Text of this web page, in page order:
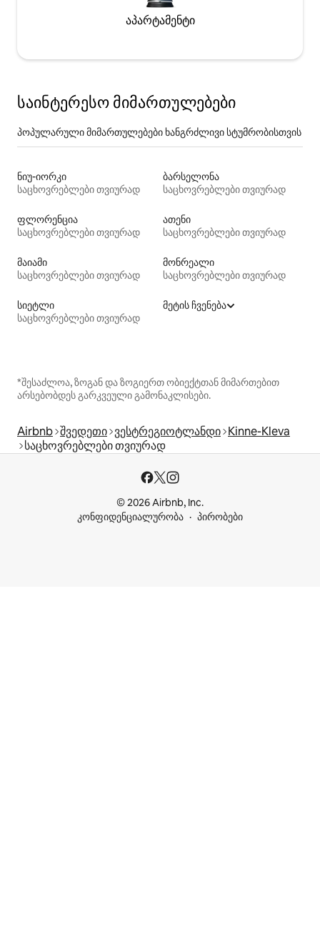
აპარტამენტი
საინტერესო მიმართულებები
პოპულარული მიმართულებები ხანგრძლივი სტუმრობისთვის
ნიუ-იორკი
საცხოვრებლები თვიურად
ბარსელონა
საცხოვრებლები თვიურად
ფლორენცია
საცხოვრებლები თვიურად
ათენი
საცხოვრებლები თვიურად
მაიამი
საცხოვრებლები თვიურად
მონრეალი
საცხოვრებლები თვიურად
სიეტლი
საცხოვრებლები თვიურად
მეტის ჩვენება
*შესაძლოა, ზოგან და ზოგიერთ ობიექტთან მიმართებით
არსებობდეს გარკვეული გამონაკლისები.
Airbnb შვედეთი ვესტრეგიოტლანდი Kinne-Kleva
საცხოვრებლები თვიურად
© 2026 Airbnb, Inc.
კონფიდენციალურობა
პირობები